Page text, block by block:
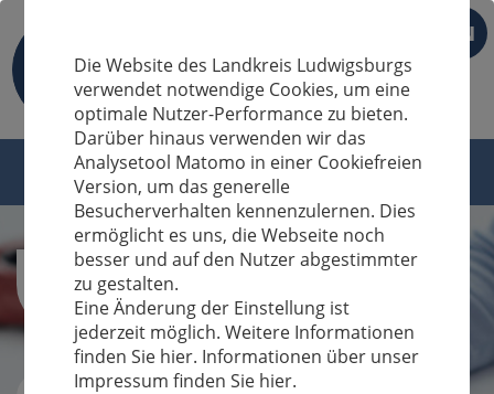
EN
Sucheingabe
Die Website des Landkreis Ludwigsburgs
verwendet notwendige Cookies, um eine
optimale Nutzer-Performance zu bieten.
Darüber hinaus verwenden wir das
Analysetool Matomo in einer Cookiefreien
Version, um das generelle
Besucherverhalten kennenzulernen. Dies
ermöglicht es uns, die Webseite noch
besser und auf den Nutzer abgestimmter
zu gestalten.
Eine Änderung der Einstellung ist
jederzeit möglich. Weitere Informationen
finden Sie hier. Informationen über unser
Impressum finden Sie hier.